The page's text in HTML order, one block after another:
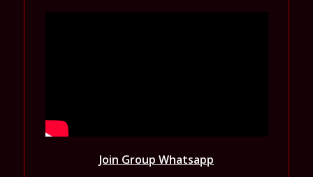
Join Group Whatsapp